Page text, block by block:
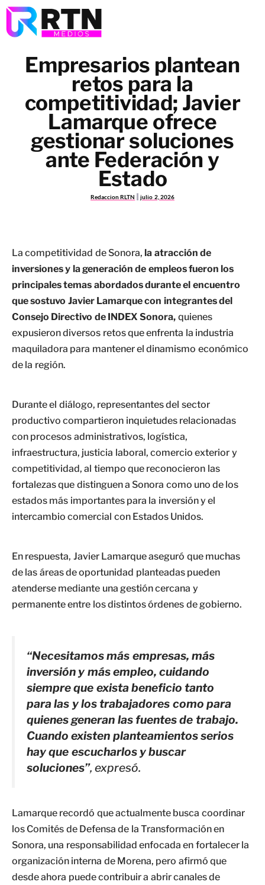
Empresarios plantean
retos para la
competitividad; Javier
Lamarque ofrece
gestionar soluciones
ante Federación y
Estado
Redaccion RLTN julio 2, 2026
La competitividad de Sonora,la atracción de
inversiones y la generación de empleos fueron los
principales temas abordados durante el encuentro
que sostuvo Javier Lamarque con integrantes del
Consejo Directivo de INDEX Sonora, quienes
expusieron diversos retos que enfrenta la industria
maquiladora para mantener el dinamismo económico
de la región.
Durante el diálogo, representantes del sector
productivo compartieron inquietudes relacionadas
con procesos administrativos, logística,
infraestructura, justicia laboral, comercio exterior y
competitividad, al tiempo que reconocieron las
fortalezas que distinguen a Sonora como uno de los
estados más importantes para la inversión y el
intercambio comercial con Estados Unidos.
En respuesta, Javier Lamarque aseguró que muchas
de las áreas de oportunidad planteadas pueden
atenderse mediante una gestión cercana y
permanente entre los distintos órdenes de gobierno.
“Necesitamos más empresas, más
inversión y más empleo, cuidando
siempre que exista beneficio tanto
para las y los trabajadores como para
quienes generan las fuentes de trabajo.
Cuando existen planteamientos serios
hay que escucharlos y buscar
soluciones”, expresó.
Lamarque recordó que actualmente busca coordinar
los Comités de Defensa de la Transformación en
Sonora, una responsabilidad enfocada en fortalecer la
organización interna de Morena, pero afirmó que
desde ahora puede contribuir a abrir canales de